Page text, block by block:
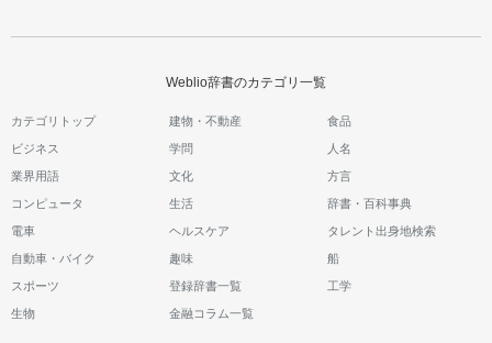
Weblio辞書のカテゴリ一覧
カテゴリトップ 建物・不動産 食品
ビジネス 学問 人名
業界用語 文化 方言
コンピュータ 生活 辞書・百科事典
電車 ヘルスケア タレント出身地検索
自動車・バイク 趣味 船
スポーツ 登録辞書一覧 工学
生物 金融コラム一覧